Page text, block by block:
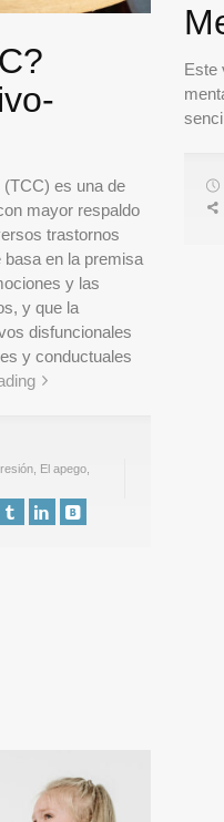
(TCC) es una de
mayor respaldo
trastornos
en la premisa
y las
y que la
disfuncionales
y conductuales
El apego
Este